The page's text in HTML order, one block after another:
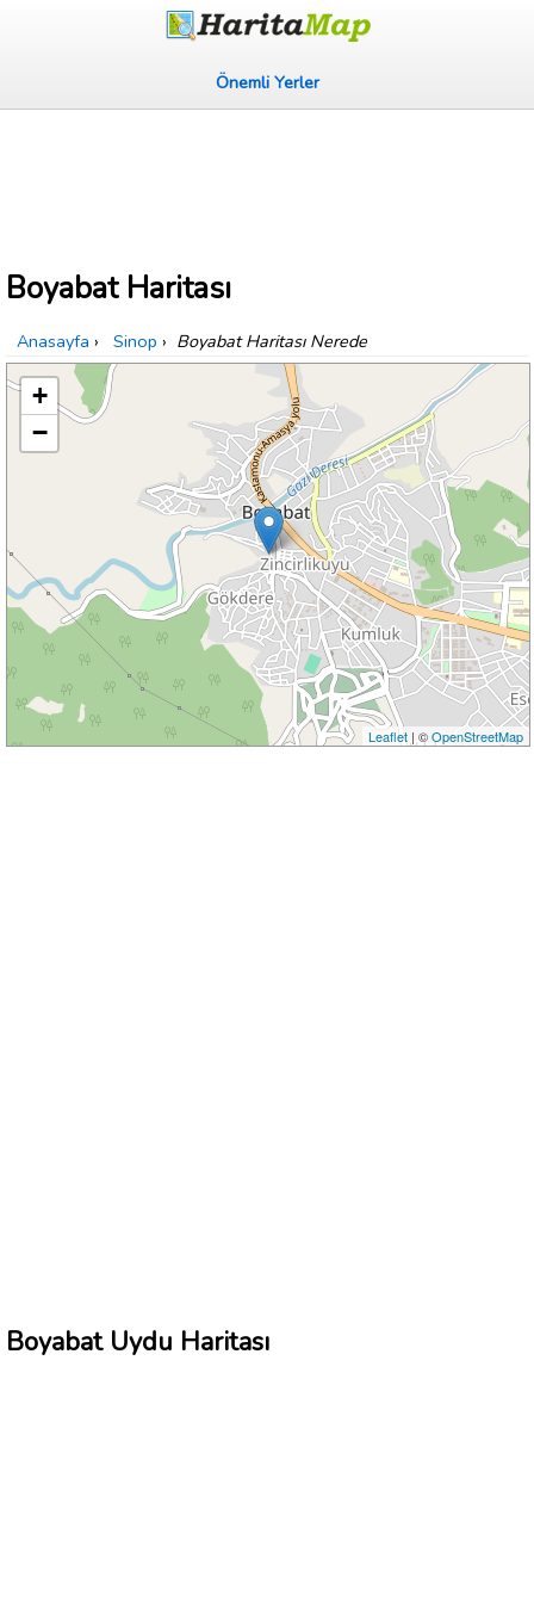
Önemli Yerler
Boyabat Haritası
Anasayfa › Sinop › Boyabat Haritası Nerede
+
−
Leaflet | ©OpenStreetMap
Boyabat Uydu Haritası